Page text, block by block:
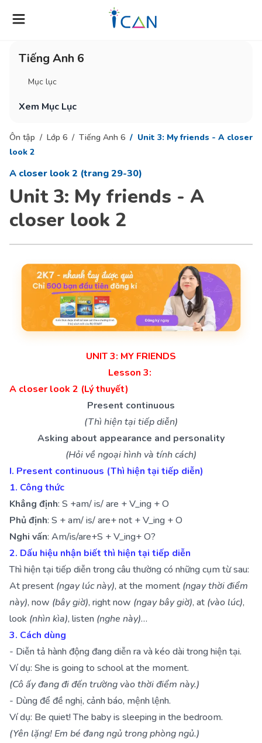
Tiếng Anh 6
Mục lục
Xem Mục Lục
Ôn tập Lớp 6 Tiếng Anh 6
Unit 3: My friends - A closer
look 2
A closer look 2 (trang 29-30)
Unit 3: My friends - A
closer look 2
UNIT 3: MY FRIENDS
Lesson 3:
A closer look 2 (Lý thuyết)
Present continuous
(Thì hiện tại tiếp diễn)
Asking about appearance and personality
(Hỏi về ngoại hình và tính cách)
I. Present continuous (Thì hiện tại tiếp diễn)
1. Công thức
Khẳng định: S +am/ is/ are + V_ing + O
Phủ định: S + am/ is/ are+ not + V_ing + O
Nghi vấn: Am/is/are+S + V_ing+ O?
2. Dấu hiệu nhận biết thì hiện tại tiếp diễn
Thì hiện tại tiếp diễn trong câu thường có những cụm từ sau:
At present (ngay lúc này), at the moment (ngay thời điểm
này), now (bây giờ), right now (ngay bây giờ), at (vào lúc),
look (nhìn kìa), listen (nghe này)…
3. Cách dùng
- Diễn tả hành động đang diễn ra và kéo dài trong hiện tại.
Ví dụ: She is going to school at the moment.
(Cô ấy đang đi đến trường vào thời điểm này.)
- Dùng để đề nghị, cảnh báo, mệnh lệnh.
Ví dụ: Be quiet! The baby is sleeping in the bedroom.
(Yên lặng! Em bé đang ngủ trong phòng ngủ.)